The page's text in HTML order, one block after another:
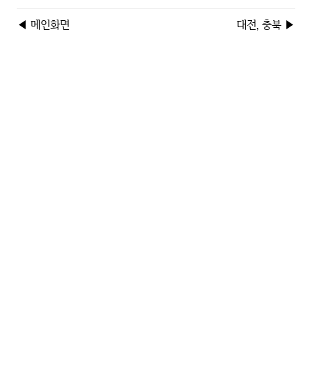
◀ 메인화면 대전, 충북 ▶